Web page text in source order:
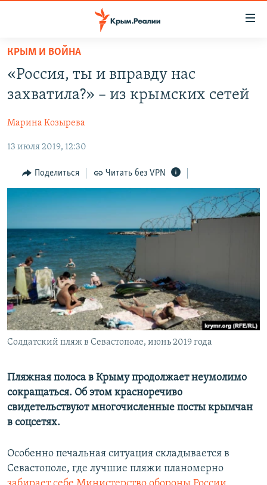
Вернуться
основному
содержанию
навигации
Вернутся
поиску
СПЕЦПРОЕКТЫ
КАРТА ВОЕННЫХ ОБЪЕКТОВ КРЫМА
11 ЛЕТ ОККУПАЦИИ КРЫМА. 11 ИСТОРИЙ СОПРОТИВЛЕНИЯ
ИСТОРИЯ
ЕЩЕ
ИНТЕРАКТИВ
ИНФОГРАФИКА
СОВЕТЫ ПРАВОЗАЩИТНИКОВ
ПРОПАВШИЕ БЕЗ ВЕСТИ
ПОБЕДИТЕЛЕЙ НЕ СУДЯТ?
КРЫМ.НЕПОКОРЕННЫЙ
ELIFBE
УКРАИНСКАЯ ПРОБЛЕМА КРЫМА
РАДІО СВОБОДА
КАК ОБОЙТИ БЛОКИРОВКУ
Qırımtatar
ПРИСОЕДИНЯЙТЕСЬ!
КРЫМ И ВОЙНА
«Россия, ты и вправду нас
захватила?» – из крымских сетей
Марина Козырева
13 июля 2019, 12:30
Поделиться Читать без VPN
Солдатский пляж в Севастополе, июнь 2019 года
Пляжная полоса в Крыму продолжает неумолимо
сокращаться. Об этом красноречиво
свидетельствуют многочисленные посты крымчан
в соцсетях.
Особенно печальная ситуация складывается в
Севастополе, где лучшие пляжи планомерно